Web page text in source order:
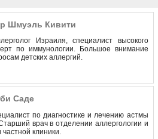
Шмуэль Кивити
Израиля, специалист высокого
по иммунологии. Большое внимание
детских аллергий.
Саде
по диагностике и лечению астмы
врач в отделении аллергологии и
клиники.